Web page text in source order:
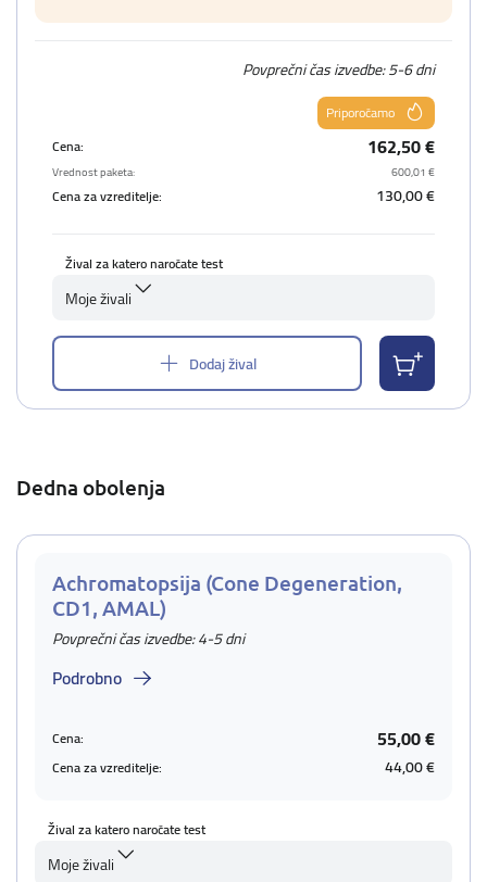
Povprečni čas izvedbe: 5-6 dni
Priporočamo
Cena:
162,50 €
Vrednost paketa: 600,01 €
Cena za vzreditelje: 130,00 €
Žival za katero naročate test
Moje živali
Dodaj žival
Dedna obolenja
Achromatopsija (Cone Degeneration,
CD1, AMAL)
Povprečni čas izvedbe: 4-5 dni
Podrobno
Cena: 55,00 €
Cena za vzreditelje: 44,00 €
Žival za katero naročate test
Moje živali